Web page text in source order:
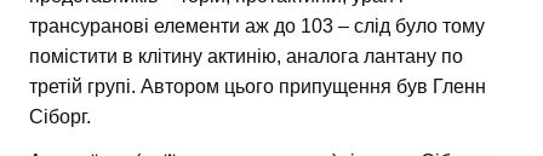
трансуранові елементи аж до 103 – слід було тому
помістити в клітину актинію, аналога лантану по
третій групі. Автором цього припущення був Гленн
Сіборг.